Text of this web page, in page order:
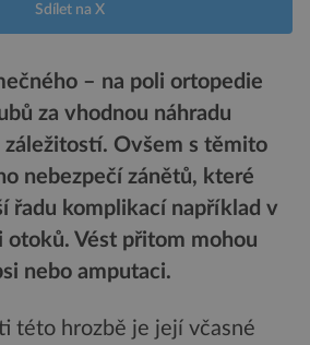
Sdílet na X
– na poli ortopedie
za vhodnou náhradu
záležitostí. Ovšem s těmito
nebezpečí zánětů, které
řadu komplikací například v
otoků. Vést přitom mohou
nebo amputaci.
této hrozbě je její včasné